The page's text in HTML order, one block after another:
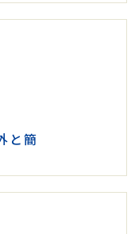
と簡